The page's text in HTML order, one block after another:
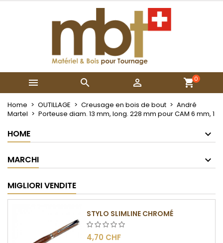
   0
Home OUTILLAGE Creusage en bois de bout
André
Martel
Porteuse diam. 13 mm, long. 228 mm pour CAM 6 mm, 1
HOME
MARCHI
MIGLIORI VENDITE
STYLO SLIMLINE CHROMÉ
4,70 CHF
My wishlists
Crea lista dei desideri
Accedi
Devi avere effettuato l'accesso per salvare dei
prodotti nella tua lista dei desideri.
Annulla Accedi